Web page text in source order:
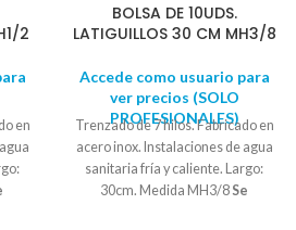
2
en
BOLSA DE 10UDS.
LATIGUILLOS 30 CM MH3/8
Accede como usuario para
ver precios (SOLO
PROFESIONALES)
Trenzado de 7 hilos. Fabricado en
acero inox. Instalaciones de agua
sanitaria fría y caliente. Largo:
30cm. Medida MH3/8 Se